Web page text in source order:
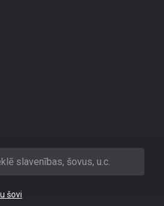
Daugaviņš, Gunta
šovi